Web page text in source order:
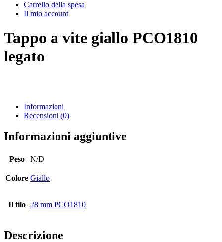
Prodotti chimici(267)
Nebulizzatore fine
Bottiglie(519)
Carrello della spesa
Il mio account
Tappo a vite giallo PCO1810
legato
Informazioni
Recensioni (0)
Informazioni aggiuntive
Peso N/D
Colore Giallo
Il filo 28 mm PCO1810
Descrizione